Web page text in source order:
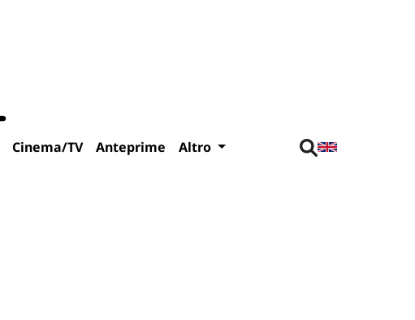
Cinema/TV Anteprime Altro